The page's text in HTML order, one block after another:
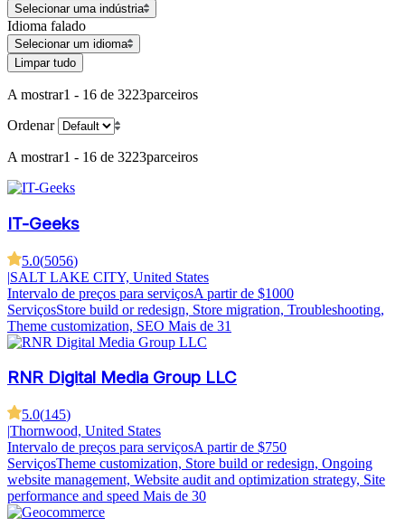
Selecionar uma indústria
Idioma falado
Selecionar um idioma
Limpar tudo
A mostrar1 - 16 de 3223parceiros
Ordenar
A mostrar1 - 16 de 3223parceiros
IT-Geeks
5.0(5056)
|SALT LAKE CITY, United States
Intervalo de preços para serviçosA partir de $1000
ServiçosStore build or redesign, Store migration, Troubleshooting,
Theme customization, SEO Mais de 31
RNR Digital Media Group LLC
5.0(145)
|Thornwood, United States
Intervalo de preços para serviçosA partir de $750
ServiçosTheme customization, Store build or redesign, Ongoing
website management, Website audit and optimization strategy, Site
performance and speed Mais de 30